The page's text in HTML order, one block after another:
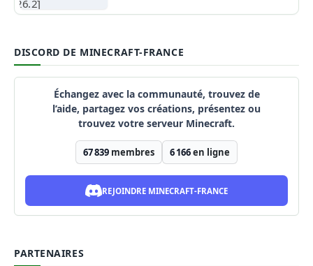
DISCORD DE MINECRAFT-FRANCE
Échangez avec la communauté, trouvez de
l’aide, partagez vos créations, présentez ou
trouvez votre serveur Minecraft.
67 839 membres 6 166en ligne
REJOINDRE MINECRAFT-FRANCE
PARTENAIRES